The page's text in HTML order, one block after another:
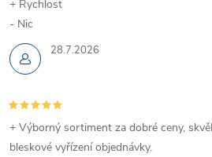
28.7.2026
+ Rychlost
- Nic
+ Výborný sortiment za dobré ceny,
bleskové vyřízení objednávky.